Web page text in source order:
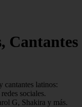
Cantantes
cantantes latinos:
sociales.
G, Shakira y más.